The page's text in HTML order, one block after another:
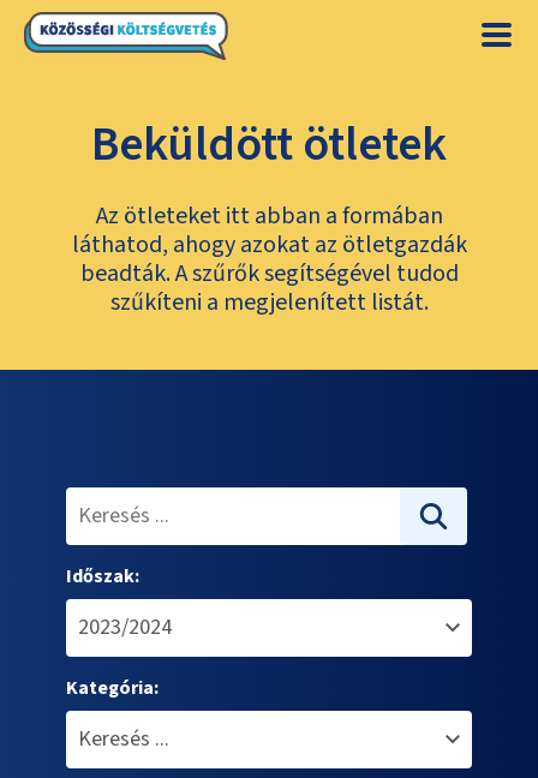
Beküldött ötletek
Az ötleteket itt abban a formában
láthatod, ahogy azokat az ötletgazdák
beadták. A szűrők segítségével tudod
szűkíteni a megjelenített listát.
Időszak:
Kategória: